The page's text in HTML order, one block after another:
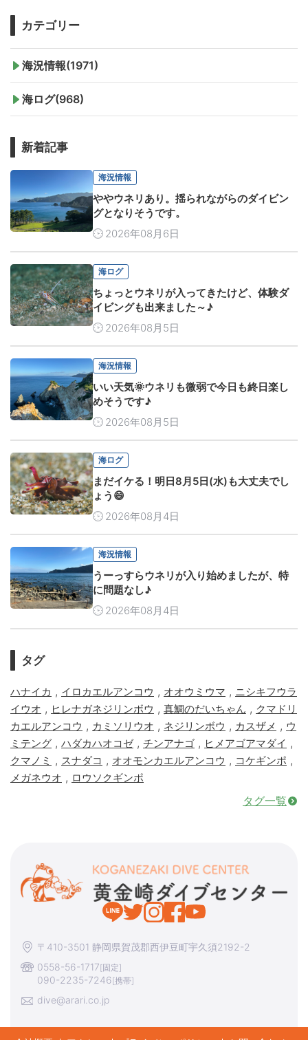
カテゴリー
海況情報(1971)
海ログ(968)
新着記事
海況情報
ややウネリあり。揺られながらのダイビン
グとなりそうです。
2026年08月6日
海ログ
ちょっとウネリが入ってきたけど、体験ダ
イビングも出来ました～♪
2026年08月5日
海況情報
いい天気🌞ウネリも微弱で今日も終日楽し
めそうです♪
2026年08月5日
海ログ
まだイケる！明日8月5日(水)も大丈夫でし
ょう😄
2026年08月4日
海況情報
うーっすらウネリが入り始めましたが、特
に問題なし♪
2026年08月4日
タグ
ハナイカ , イロカエルアンコウ , オオウミウマ , ニシキフウラ
イウオ , ヒレナガネジリンボウ , 真鯛のだいちゃん , クマドリ
カエルアンコウ , カミソリウオ , ネジリンボウ , カスザメ , ウ
ミテング , ハダカハオコゼ, チンアナゴ , ヒメアゴアマダイ ,
クマノミ , スナダコ , オオモンカエルアンコウ , コケギンポ ,
メガネウオ , ロウソクギンポ
タグ一覧
〒410-3501 静岡県賀茂郡西伊豆町宇久須2192-2
0558-56-1717[固定]
090-2235-7246[携帯]
dive@arari.co.jp